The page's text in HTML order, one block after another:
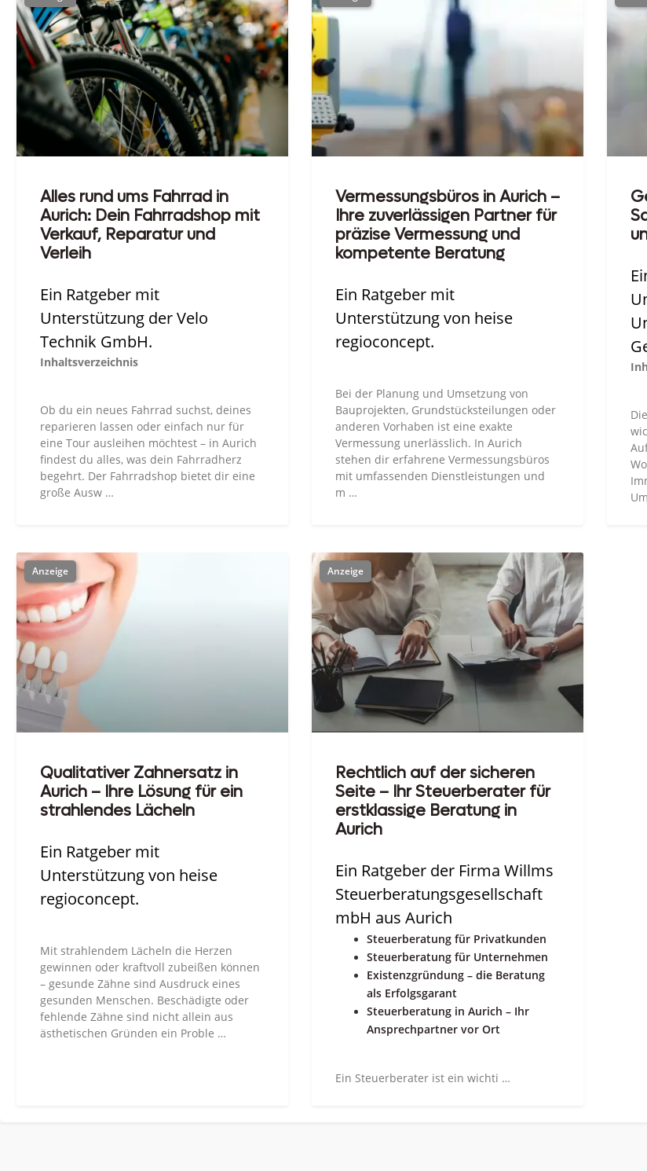
Alles rund ums Fahrrad in
Aurich: Dein Fahrradshop mit
Verkauf, Reparatur und
Verleih
Ein Ratgeber mit
Unterstützung der Velo
Technik GmbH.
Inhaltsverzeichnis
Ob du ein neues Fahrrad suchst, deines
reparieren lassen oder einfach nur für
eine Tour ausleihen möchtest – in Aurich
findest du alles, was dein Fahrradherz
begehrt. Der Fahrradshop bietet dir eine
große Ausw …
Vermessungsbüros in Aurich –
Ihre zuverlässigen Partner für
präzise Vermessung und
kompetente Beratung
Ein Ratgeber mit
Unterstützung von heise
regioconcept.
Bei der Planung und Umsetzung von
Bauprojekten, Grundstücksteilungen oder
anderen Vorhaben ist eine exakte
Vermessung unerlässlich. In Aurich
stehen dir erfahrene Vermessungsbüros
mit umfassenden Dienstleistungen und
m …
Qualitativer Zahnersatz in
Aurich – Ihre Lösung für ein
strahlendes Lächeln
Ein Ratgeber mit
Unterstützung von heise
regioconcept.
Mit strahlendem Lächeln die Herzen
gewinnen oder kraftvoll zubeißen können
– gesunde Zähne sind Ausdruck eines
gesunden Menschen. Beschädigte oder
fehlende Zähne sind nicht allein aus
ästhetischen Gründen ein Proble …
Rechtlich auf der sicheren
Seite – Ihr Steuerberater für
erstklassige Beratung in
Aurich
Ein Ratgeber der Firma Willms
Steuerberatungsgesellschaft
mbH aus Aurich
Steuerberatung für Privatkunden
Steuerberatung für Unternehmen
Existenzgründung – die Beratung
als Erfolgsgarant
Steuerberatung in Aurich – Ihr
Ansprechpartner vor Ort
Ein Steuerberater ist ein wichti …